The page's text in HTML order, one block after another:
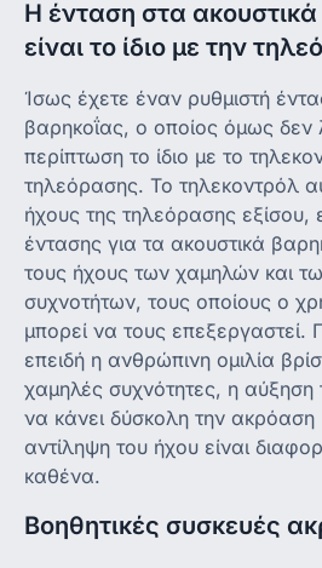
Η ένταση στα
είναι το ίδιο με την
Ίσως έχετε έναν ρυθμιστή
βαρηκοΐας, ο οποίος όμως δεν
περίπτωση το ίδιο με το
τηλεόρασης. Το τηλεκοντρόλ
ήχους της τηλεόρασης εξίσου,
έντασης για τα ακουστικά
τους ήχους των χαμηλών και
συχνοτήτων, τους οποίους ο
μπορεί να τους επεξεργαστεί.
επειδή η ανθρώπινη ομιλία
χαμηλές συχνότητες, η αύξηση
να κάνει δύσκολη την ακρόαση
αντίληψη του ήχου είναι
καθένα.
Βοηθητικές συσκευές